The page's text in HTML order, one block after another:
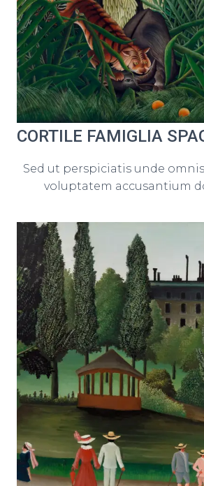
CORTILE FAMIGLIA
Sed ut perspiciatis unde
voluptatem accusantium